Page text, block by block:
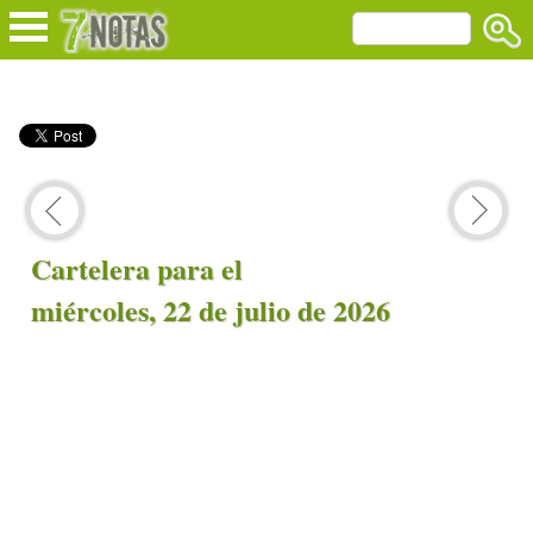
Cartelera para el
miércoles, 22 de julio de 2026